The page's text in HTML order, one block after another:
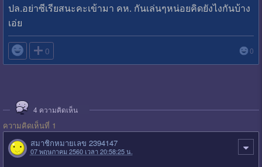
ปล.อย่าซีเรียสนะคะเข้ามา คห. กันเล่นๆหน่อยคิดยังไงกันบ้าง
เอ่ย
 0 0
4 ความคิดเห็น
ความคิดเห็นที่ 1
สมาชิกหมายเลข 2394147
07 พฤษภาคม 2560 เวลา 20:58:25 น.